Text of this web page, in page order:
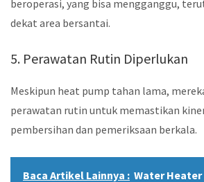
beroperasi, yang bisa mengganggu,
dekat area bersantai.
5. Perawatan Rutin Diperlukan
Meskipun heat pump tahan lama,
perawatan rutin untuk memastikan
pembersihan dan pemeriksaan berkala.
Baca Artikel Lainnya : Water Heater